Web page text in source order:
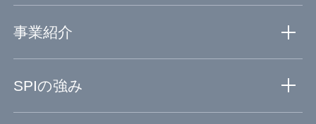
事業紹介
事業紹介TOP
SPIの強み